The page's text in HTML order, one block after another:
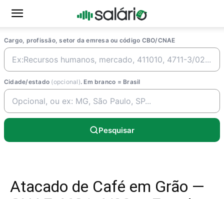
Cargo, profissão, setor da emresa ou código CBO/CNAE
Cidade/estado (opcional). Em branco = Brasil
Pesquisar
Atacado de Café em Grão —